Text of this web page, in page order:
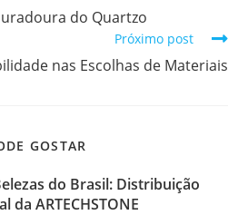
do Quartzo
Próximo post
nas Escolhas de Materiais
GOSTAR
do Brasil: Distribuição
da ARTECHSTONE